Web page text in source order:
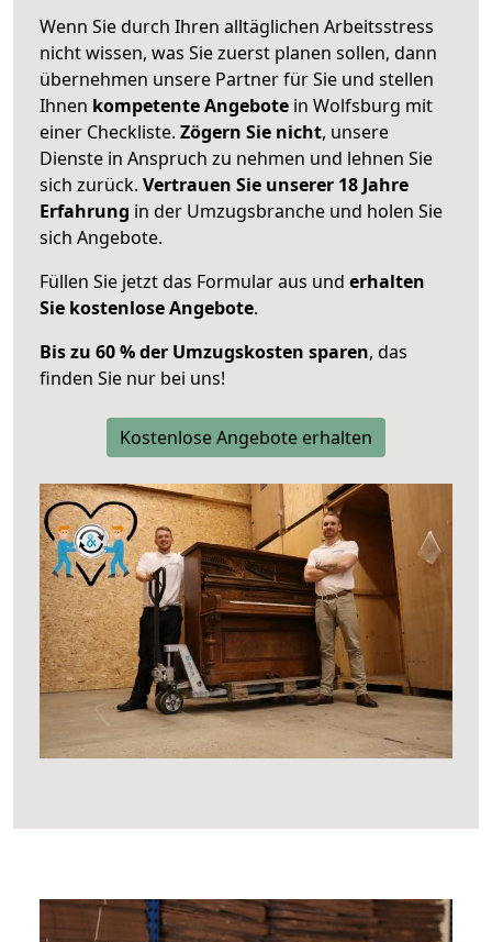
Wenn Sie durch Ihren alltäglichen Arbeitsstress
nicht wissen, was Sie zuerst planen sollen, dann
übernehmen unsere Partner für Sie und stellen
Ihnen kompetente Angebote in Wolfsburg mit
einer Checkliste. Zögern Sie nicht, unsere
Dienste in Anspruch zu nehmen und lehnen Sie
sich zurück. Vertrauen Sie unserer 18 Jahre
Erfahrung in der Umzugsbranche und holen Sie
sich Angebote.
Füllen Sie jetzt das Formular aus und erhalten
Sie kostenlose Angebote.
Bis zu 60 % der Umzugskosten sparen, das
finden Sie nur bei uns!
Kostenlose Angebote erhalten